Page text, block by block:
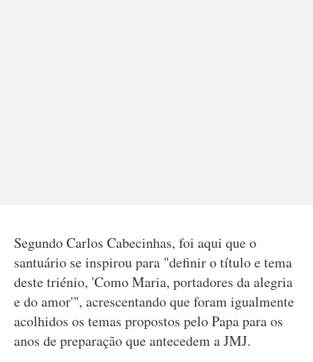
Segundo Carlos Cabecinhas, foi aqui que o
santuário se inspirou para "definir o título e tema
deste triénio, 'Como Maria, portadores da alegria
e do amor'", acrescentando que foram igualmente
acolhidos os temas propostos pelo Papa para os
anos de preparação que antecedem a JMJ.